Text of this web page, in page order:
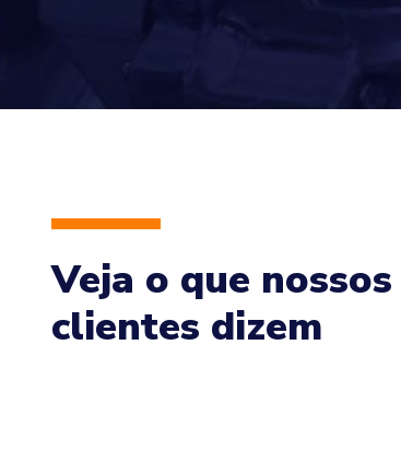
Veja o que nossos
clientes dizem